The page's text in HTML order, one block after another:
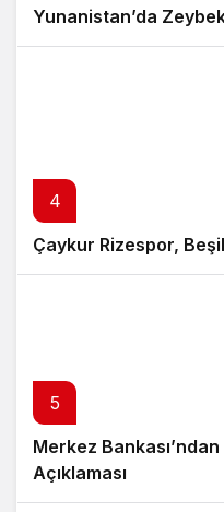
Yunanistan’da
4
Çaykur Rizespor,
5
Merkez
Açıklaması